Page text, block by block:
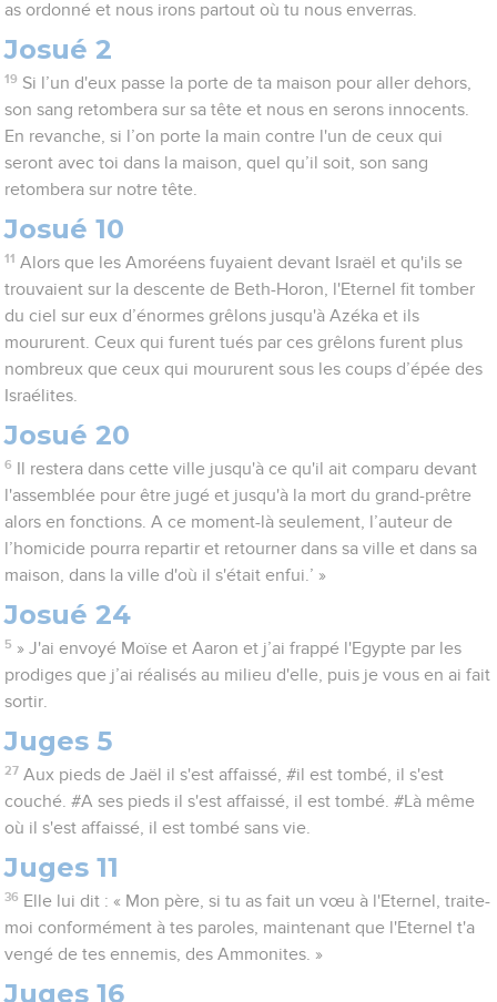
as ordonné et nous irons partout où tu nous enverras.
Josué 2
19 Si l’un d'eux passe la porte de ta maison pour aller dehors,
son sang retombera sur sa tête et nous en serons innocents.
En revanche, si l’on porte la main contre l'un de ceux qui
seront avec toi dans la maison, quel qu’il soit, son sang
retombera sur notre tête.
Josué 10
11 Alors que les Amoréens fuyaient devant Israël et qu'ils se
trouvaient sur la descente de Beth-Horon, l'Eternel fit tomber
du ciel sur eux d’énormes grêlons jusqu'à Azéka et ils
moururent. Ceux qui furent tués par ces grêlons furent plus
nombreux que ceux qui moururent sous les coups d’épée des
Israélites.
Josué 20
6
Il restera dans cette ville jusqu'à ce qu'il ait comparu devant
l'assemblée pour être jugé et jusqu'à la mort du grand-prêtre
alors en fonctions. A ce moment-là seulement, l’auteur de
l’homicide pourra repartir et retourner dans sa ville et dans sa
maison, dans la ville d'où il s'était enfui.’ »
Josué 24
5 » J'ai envoyé Moïse et Aaron et j’ai frappé l'Egypte par les
prodiges que j’ai réalisés au milieu d'elle, puis je vous en ai fait
sortir.
Juges 5
27 Aux pieds de Jaël il s'est affaissé, #il est tombé, il s'est
couché. #A ses pieds il s'est affaissé, il est tombé. #Là même
où il s'est affaissé, il est tombé sans vie.
Juges 11
36 Elle lui dit : « Mon père, si tu as fait un vœu à l'Eternel, traite-
moi conformément à tes paroles, maintenant que l'Eternel t'a
vengé de tes ennemis, des Ammonites. »
Juges 16